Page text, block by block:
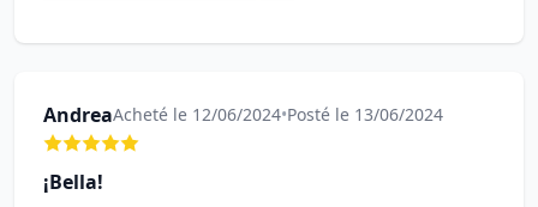
AndreaAcheté le 12/06/2024•Posté le 13/06/2024
¡Bella!